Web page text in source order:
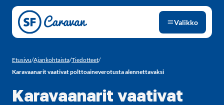
Siirry sivun sisältöön
Valikko
Etusivu/Ajankohtaista/Tiedotteet/
Karavaanarit vaativat polttoaineverotusta alennettavaksi
Karavaanarit vaativat